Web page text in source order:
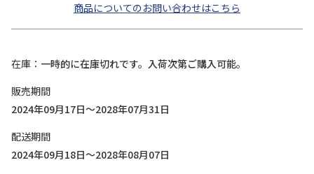
商品についてのお問い合わせはこちら
在庫
一時的に在庫切れです。入荷次第ご購入可能。
販売期間
2024年09月17日～2028年07月31日
配送期間
2024年09月18日～2028年08月07日